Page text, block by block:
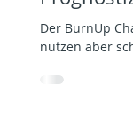
BurnUp
Der BurnUp